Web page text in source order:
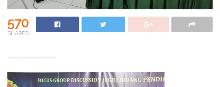
570
SHARES
——————–